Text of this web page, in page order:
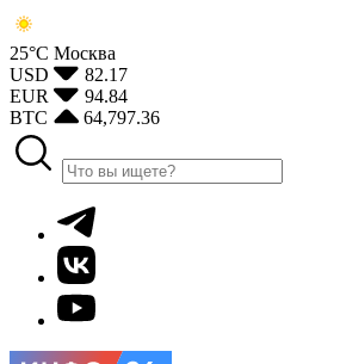
25°С Москва
USD
82.17
EUR
94.84
BTC
64,797.36